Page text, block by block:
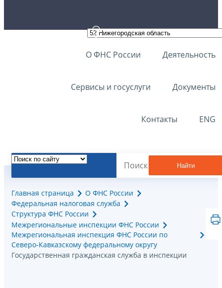
О ФНС России Деятельность
Сервисы и госуслуги Документы
Контакты ENG
Найти
Главная страница
О ФНС России
Федеральная налоговая служба
Структура ФНС России
Межрегиональные инспекции ФНС России
Межрегиональная инспекция ФНС России по
Северо-Кавказскому федеральному округу
Государственная гражданская служба в инспекции